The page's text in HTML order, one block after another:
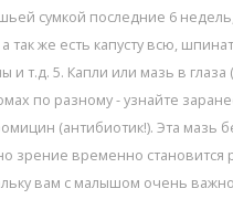
сумкой последние 6
так же есть капусту всю,
и т.д. 5. Капли или мазь в глаза
по разному - узнайте
(антибиотик!). Эта мазь
зрение временно становится
вам с малышом очень